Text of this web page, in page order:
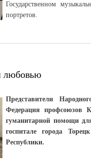
Государственном
портретов.
любовью
Представители
Федерация профсоюзов
гуманитарной помощи
госпитале города
Республики.